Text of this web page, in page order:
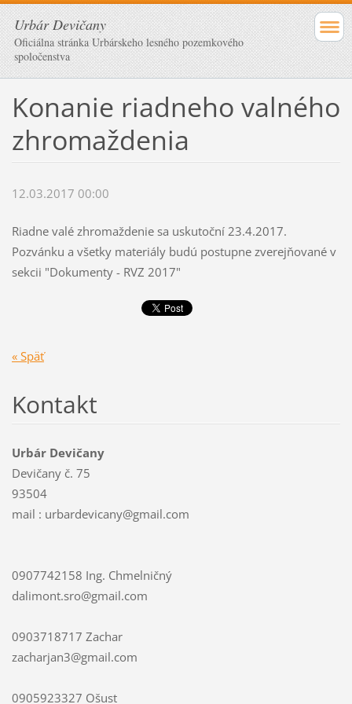
Urbár Devičany
Oficiálna stránka Urbárskeho lesného pozemkového
spoločenstva
Konanie riadneho valného
zhromaždenia
12.03.2017 00:00
Riadne valé zhromaždenie sa uskutoční 23.4.2017.
Pozvánku a všetky materiály budú postupne zverejňované v
sekcii "Dokumenty - RVZ 2017"
« Späť
Kontakt
Urbár Devičany
Devičany č. 75
93504
mail : urbardevicany@gmail.com
0907742158 Ing. Chmelničný
dalimont.sro@gmail.com
0903718717 Zachar
zacharjan3@gmail.com
0905923327 Ošust